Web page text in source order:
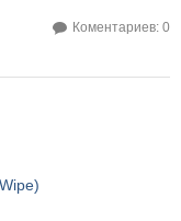
Коментариев: 0